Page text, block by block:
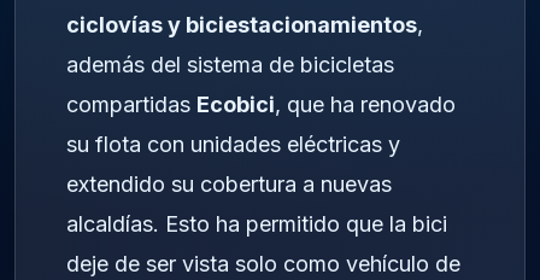
ciclovías y biciestacionamientos,
además del sistema de bicicletas
compartidas Ecobici, que ha renovado
su flota con unidades eléctricas y
extendido su cobertura a nuevas
alcaldías. Esto ha permitido que la bici
deje de ser vista solo como vehículo de